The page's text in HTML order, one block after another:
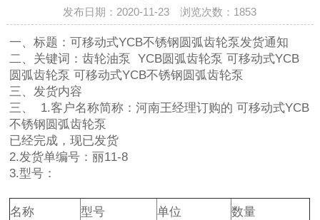
发布日期：2020-11-23 浏览次数：1853
一、标题：可移动式YCB不锈钢圆弧齿轮泵发货通知
二、关键词：齿轮油泵 YCB圆弧齿轮泵 可移动式YCB
圆弧齿轮泵 可移动式YCB不锈钢圆弧齿轮泵
三、发货内容
三、 1.客户名称简称：河南王经理订购的 可移动式YCB
不锈钢圆弧齿轮泵
已经完成，现已发货
2.发货单编号：丽11-8
3.型号：
名称 型号 单位 数量